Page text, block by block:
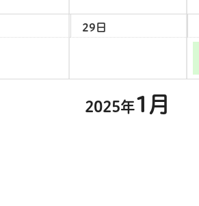
29日
2025年1月